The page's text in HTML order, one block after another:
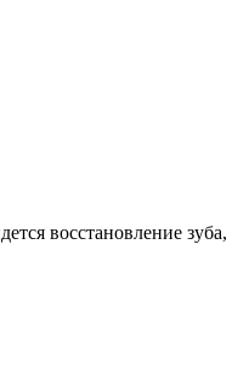
восстановление зуба,